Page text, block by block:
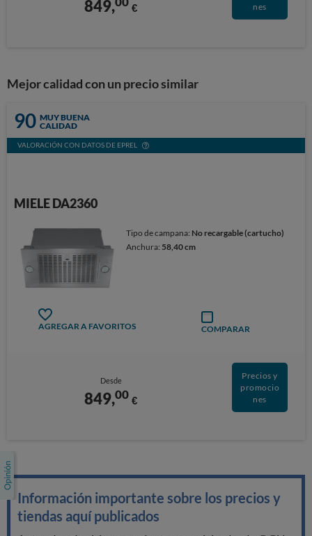
849, €
nes
Mejor calidad con un precio similar
90 MUY BUENA
CALIDAD
VALORACIÓN CON DATOS DE EPREL
MIELE DA2360
Tipo de campana: No recargable (cartucho)
Anchura: 58,40 cm
AGREGAR A FAVORITOS COMPARAR
Desde
849,00 €
Precios y
promocio
nes
Información importante sobre los precios y
tiendas aquí publicados